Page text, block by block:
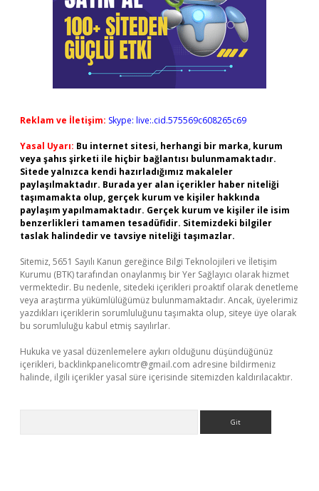
Reklam ve İletişim: Skype: live:.cid.575569c608265c69
Yasal Uyarı: Bu internet sitesi, herhangi bir marka, kurum
veya şahıs şirketi ile hiçbir bağlantısı bulunmamaktadır.
Sitede yalnızca kendi hazırladığımız makaleler
paylaşılmaktadır. Burada yer alan içerikler haber niteliği
taşımamakta olup, gerçek kurum ve kişiler hakkında
paylaşım yapılmamaktadır. Gerçek kurum ve kişiler ile isim
benzerlikleri tamamen tesadüfidir. Sitemizdeki bilgiler
taslak halindedir ve tavsiye niteliği taşımazlar.
Sitemiz, 5651 Sayılı Kanun gereğince Bilgi Teknolojileri ve İletişim
Kurumu (BTK) tarafından onaylanmış bir Yer Sağlayıcı olarak hizmet
vermektedir. Bu nedenle, sitedeki içerikleri proaktif olarak denetleme
veya araştırma yükümlülüğümüz bulunmamaktadır. Ancak, üyelerimiz
yazdıkları içeriklerin sorumluluğunu taşımakta olup, siteye üye olarak
bu sorumluluğu kabul etmiş sayılırlar.
Hukuka ve yasal düzenlemelere aykırı olduğunu düşündüğünüz
içerikleri, backlinkpanelicomtr@gmail.com adresine bildirmeniz
halinde, ilgili içerikler yasal süre içerisinde sitemizden kaldırılacaktır.